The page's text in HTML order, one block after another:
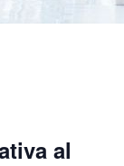
al